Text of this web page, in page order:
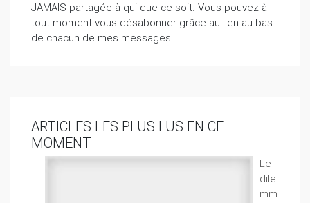
JAMAIS partagée à qui que ce soit. Vous pouvez à
tout moment vous désabonner grâce au lien au bas
de chacun de mes messages.
ARTICLES LES PLUS LUS EN CE
MOMENT
Le
dile
mm